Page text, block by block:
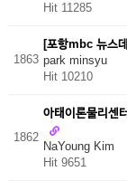
Hit
1863
[포항mbc 뉴스
park minsyu
Hit
1862
아태이론물리센
NaYoung Kim
Hit 9651